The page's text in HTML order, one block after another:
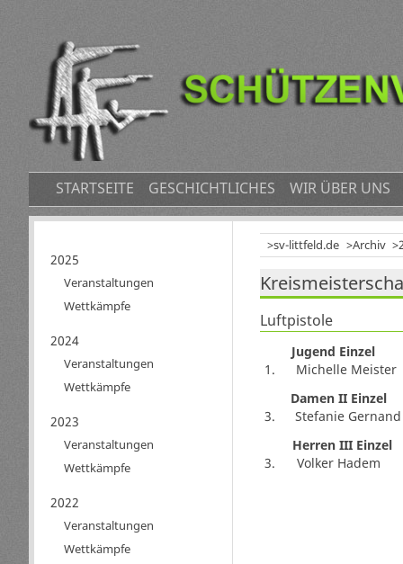
NAVIGATION
ÜBERSPRINGEN
STARTSEITE GESCHICHTLICHES WIR ÜBER UNS
sv-littfeld.de Archiv
Luftpistole
Jugend Einzel
1.
Michelle Meister
Damen II Einzel
3.
Stefanie Gernand
Herren III Einzel
3.
Volker Hadem
Navigation
überspringen
2025
Veranstaltungen
Wettkämpfe
2024
Veranstaltungen
Wettkämpfe
2023
Veranstaltungen
Wettkämpfe
2022
Veranstaltungen
Wettkämpfe